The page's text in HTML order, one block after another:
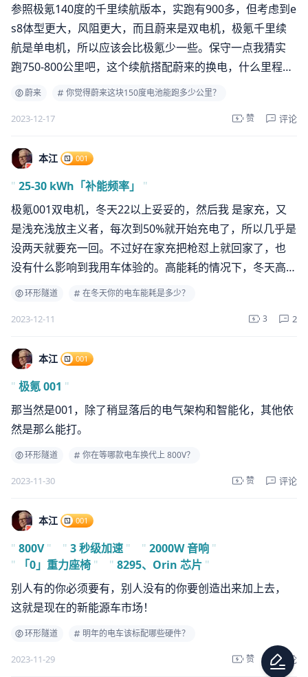
参照极氪140度的千里续航版本，实跑有900多，但考虑到e
s8体型更大，风阻更大，而且蔚来是双电机，极氪千里续
航是单电机，所以应该会比极氪少一些。保守一点我猜实
跑750-800公里吧，这个续航搭配蔚来的换电，什么里程焦
虑都不会有了
蔚来 你觉得蔚来这块150度电池能跑多少公里？
2023-12-17 赞 评论
本江 001
" 25-30 kWh「补能频率」
"
极氪001双电机，冬天22以上妥妥的，然后我 是家充，又
是浅充浅放主义者，每次到50%就开始充电了，所以几乎是
没两天就要充一回。不过好在家充把枪怼上就回家了，也
没有什么影响到我用车体验的。高能耗的情况下，冬天高
速续航（时速130满载开空调）也能跑个350左右，我还是
环形隧道 在冬天你的电车能耗是多少？
2023-12-11 3 2
本江 001
" 极氪 001 "
那当然是001，除了稍显落后的电气架构和智能化，其他依
然是那么能打。
环形隧道 你在等哪款电车换代上 800V？
2023-11-30 赞 评论
本江 001
" 800V " " 3 秒级加速 " " 2000W 音响 "
"
「0」重力座椅 " " 8295、Orin 芯片 "
别人有的你必须要有，别人没有的你要创造出来加上去，
这就是现在的新能源车市场！
环形隧道 明年的电车该标配哪些硬件？
2023-11-29 赞 评论